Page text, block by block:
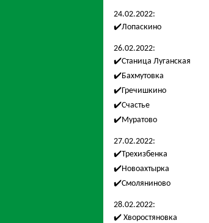
24.02.2022:
✔️Лопаскино
26.02.2022:
✔️Станица Луганская
✔️Бахмутовка
✔️Гречишкино
✔️Счастье
✔️Муратово
27.02.2022:
✔️Трехизбенка
✔️Новоахтырка
✔️Смоляниново
28.02.2022:
✔️ Хворостяновка